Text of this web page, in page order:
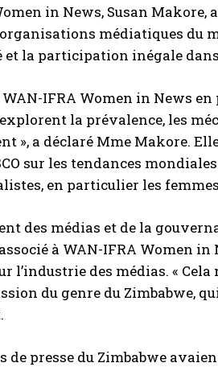
in News, Susan Makore,
médiatiques du
et la participation inégale
IFRA Women in News
la prévalence, les
», a déclaré Mme Makore.
sur les tendances
en particulier les
des médias et de la
à WAN-IFRA Women
des médias. « Cela
du genre du Zimbabwe,
de presse du Zimbabwe